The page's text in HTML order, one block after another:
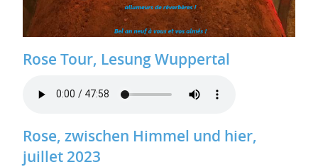
Rose Tour, Lesung Wuppertal
Rose, zwischen Himmel und hier,
juillet 2023